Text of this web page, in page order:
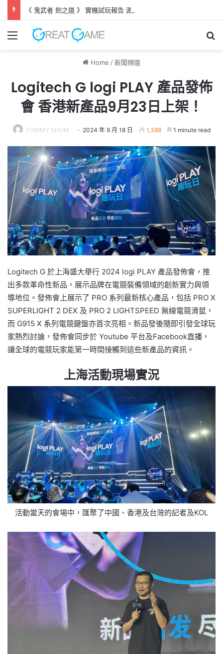
《 鬼武者 劍之道 》 實機試玩報告 源義經將是事件的起源！？
Menu
Home /新聞頻道
Logitech G logi PLAY 產品發佈
會 香港新產品9月23日上架！
TOMMY SHUM 2024 年 9 月 18 日 1,388 1 minute read
Logitech G 於上海盛大舉行 2024 logi PLAY 產品發佈會，推
出多款革命性新品，展示品牌在電競裝備領域的創新實力與領
導地位。發佈會上展示了 PRO 系列最新核心產品，包括 PRO X
SUPERLIGHT 2 DEX 及 PRO 2 LIGHTSPEED 無線電競滑鼠，
而 G915 X 系列電競鍵盤亦首次亮相。新品發後隨即引發全球玩
家熱烈討論，發佈會同步於 Youtube 平台及Facebook直播，
讓全球的電競玩家能第一時間接觸到這些新產品的資訊。
上海活動現場實況
活動當天的會場中，匯聚了中國、香港及台灣的記者及KOL